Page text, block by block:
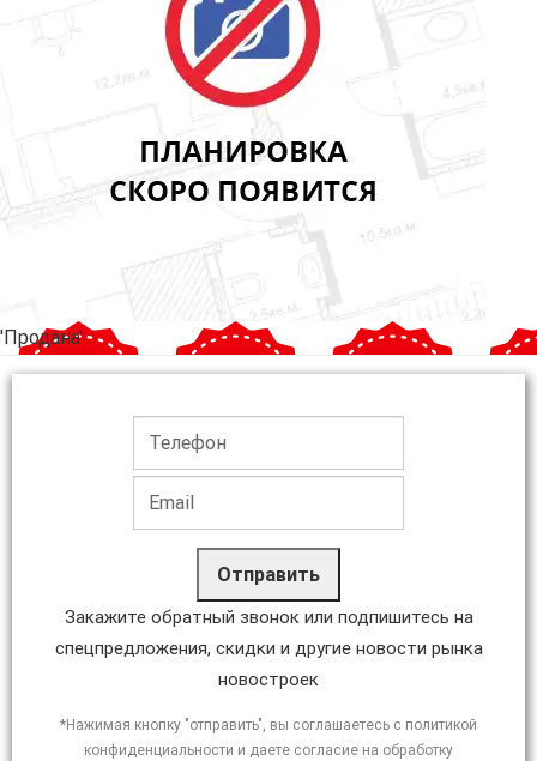
'Продана'
Отправить
Закажите обратный звонок или подпишитесь на
спецпредложения, скидки и другие новости рынка
новостроек
*Нажимая кнопку "отправить", вы соглашаетесь с политикой
конфиденциальности и даете согласие на обработку